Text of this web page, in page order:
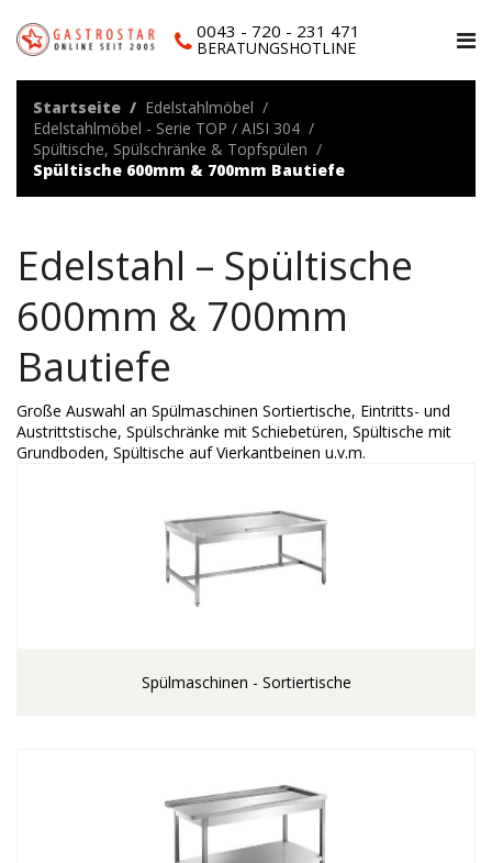
0043 - 720 - 231 471
BERATUNGSHOTLINE
Startseite
Edelstahlmöbel
Edelstahlmöbel - Serie TOP / AISI 304
Spültische, Spülschränke & Topfspülen
Spültische 600mm & 700mm Bautiefe
Edelstahl – Spültische
600mm & 700mm
Bautiefe
Große Auswahl an Spülmaschinen Sortiertische, Eintritts- und
Austrittstische, Spülschränke mit Schiebetüren, Spültische mit
Grundboden, Spültische auf Vierkantbeinen u.v.m.
Spülmaschinen - Sortiertische